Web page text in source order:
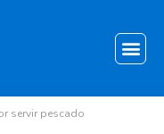
servir pescado